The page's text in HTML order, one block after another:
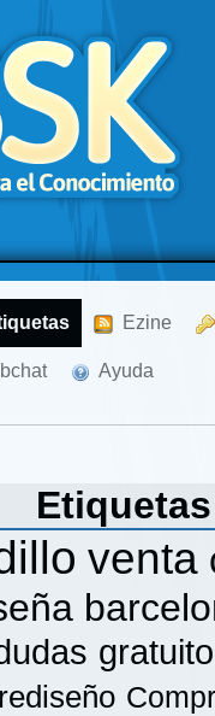
Ezine
Ayuda
venta
gratuito
rediseño